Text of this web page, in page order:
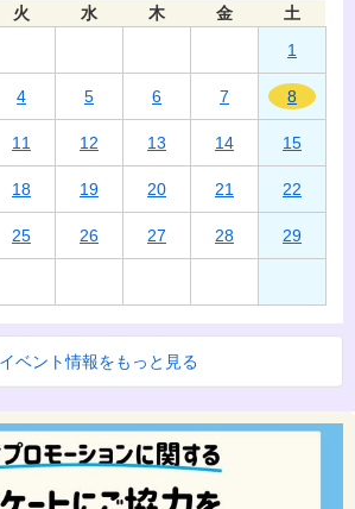
火 水 木 金
土
1
4 5 6 7 8
11 12 13 14 15
18 19 20 21 22
25 26 27 28 29
イベント情報をもっと見る